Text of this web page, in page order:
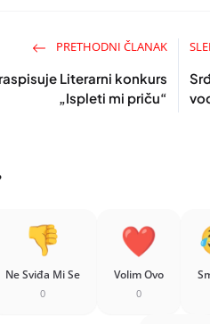
PRETHODNI ČLANAK
Literarni konkurs
„Ispleti mi priču“
Ne Sviđa Mi Se
0
Volim Ovo
0